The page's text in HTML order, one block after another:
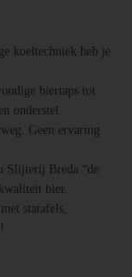
koeltechniek heb je
biertaps tot
onderstel.
Geen ervaring
Slijterij Breda “de
bier.
statafels,